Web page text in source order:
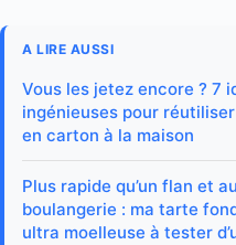
A LIRE AUSSI
Vous les jetez encore ? 7
ingénieuses pour
en carton à la maison
Plus rapide qu’un flan et
boulangerie : ma tarte
ultra moelleuse à tester